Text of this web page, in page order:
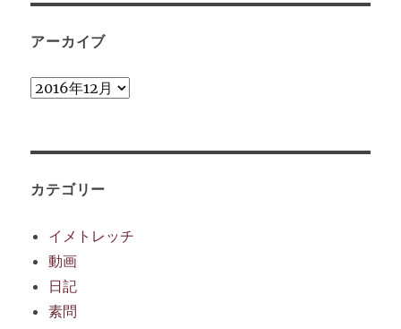
アーカイブ
ア
ブ
カテゴリー
イメトレッチ
動画
日記
素問